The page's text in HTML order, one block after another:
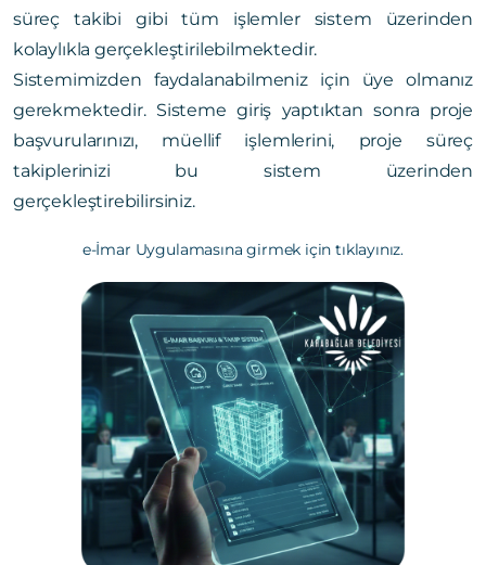
süreç takibi gibi tüm işlemler sistem üzerinden
kolaylıkla gerçekleştirilebilmektedir.
Sistemimizden faydalanabilmeniz için üye olmanız
gerekmektedir. Sisteme giriş yaptıktan sonra proje
başvurularınızı, müellif işlemlerini, proje süreç
takiplerinizi bu sistem üzerinden
gerçekleştirebilirsiniz.
e-İmar Uygulamasına girmek için tıklayınız.